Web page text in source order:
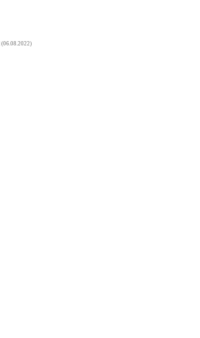
(06.08.2022)